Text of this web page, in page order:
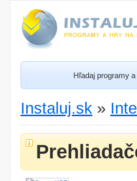
Hľadaj programy
Instaluj.sk »